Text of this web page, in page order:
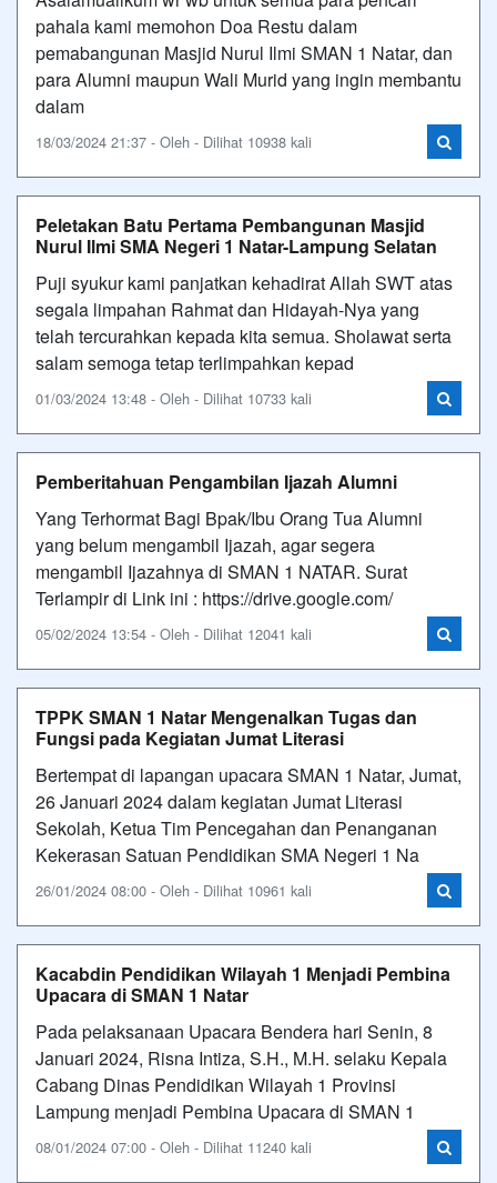
pahala kami memohon Doa Restu dalam
pemabangunan Masjid Nurul Ilmi SMAN 1 Natar, dan
para Alumni maupun Wali Murid yang ingin membantu
dalam
18/03/2024 21:37 - Oleh - Dilihat 10938 kali
Peletakan Batu Pertama Pembangunan Masjid
Nurul Ilmi SMA Negeri 1 Natar-Lampung Selatan
Puji syukur kami panjatkan kehadirat Allah SWT atas
segala limpahan Rahmat dan Hidayah-Nya yang
telah tercurahkan kepada kita semua. Sholawat serta
salam semoga tetap terlimpahkan kepad
01/03/2024 13:48 - Oleh - Dilihat 10733 kali
Pemberitahuan Pengambilan Ijazah Alumni
Yang Terhormat Bagi Bpak/Ibu Orang Tua Alumni
yang belum mengambil Ijazah, agar segera
mengambil Ijazahnya di SMAN 1 NATAR. Surat
Terlampir di Link ini : https://drive.google.com/
05/02/2024 13:54 - Oleh - Dilihat 12041 kali
TPPK SMAN 1 Natar Mengenalkan Tugas dan
Fungsi pada Kegiatan Jumat Literasi
Bertempat di lapangan upacara SMAN 1 Natar, Jumat,
26 Januari 2024 dalam kegiatan Jumat Literasi
Sekolah, Ketua Tim Pencegahan dan Penanganan
Kekerasan Satuan Pendidikan SMA Negeri 1 Na
26/01/2024 08:00 - Oleh - Dilihat 10961 kali
Kacabdin Pendidikan Wilayah 1 Menjadi Pembina
Upacara di SMAN 1 Natar
Pada pelaksanaan Upacara Bendera hari Senin, 8
Januari 2024, Risna Intiza, S.H., M.H. selaku Kepala
Cabang Dinas Pendidikan Wilayah 1 Provinsi
Lampung menjadi Pembina Upacara di SMAN 1
08/01/2024 07:00 - Oleh - Dilihat 11240 kali